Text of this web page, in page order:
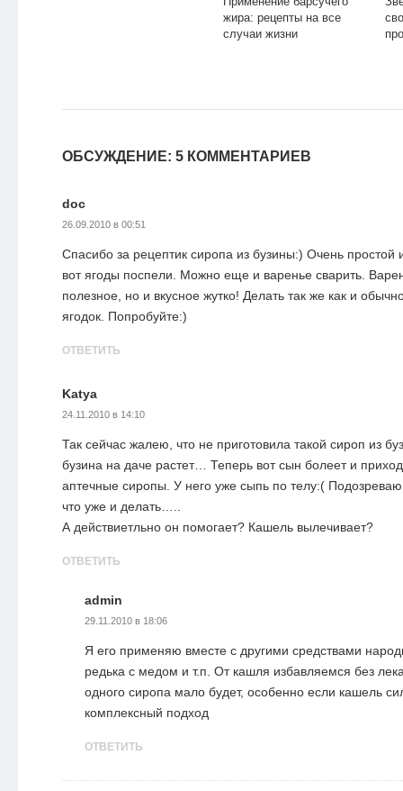
жира: рецепты на все
случаи жизни
ОБСУЖДЕНИЕ: 5 КОММЕНТАРИЕВ
doc
26.09.2010 в 00:51
Спасибо за рецептик сиропа из бузины:) Очень простой
вот ягоды поспели. Можно еще и варенье сварить.
полезное, но и вкусное жутко! Делать так же как и
ягодок. Попробуйте:)
ОТВЕТИТЬ
Katya
24.11.2010 в 14:10
Так сейчас жалею, что не приготовила такой сироп из
бузина на даче растет… Теперь вот сын болеет и
аптечные сиропы. У него уже сыпь по телу:(
что уже и делать…..
А действиетльно он помогает? Кашель вылечивает?
ОТВЕТИТЬ
admin
29.11.2010 в 18:06
Я его применяю вместе с другими средствами
редька с медом и т.п. От кашля избавляемся без
одного сиропа мало будет, особенно если кашель
комплексный подход
ОТВЕТИТЬ